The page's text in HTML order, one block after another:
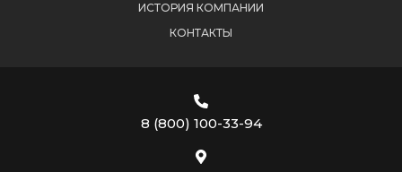
ИСТОРИЯ КОМПАНИИ
КОНТАКТЫ
8 (800) 100-33-94